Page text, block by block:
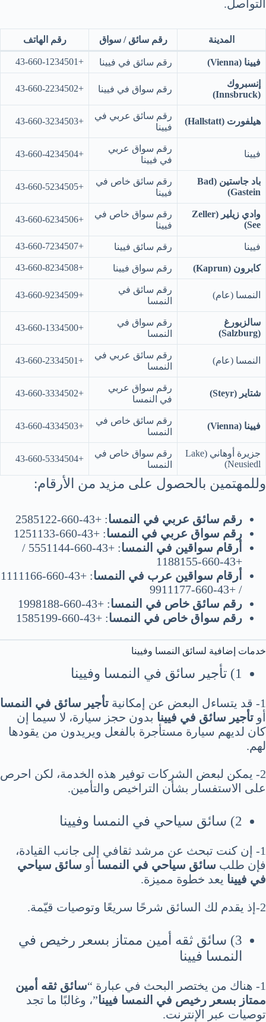
التواصل.
المدينة رقم سائق / سواق رقم الهاتف
فيينا (Vienna) رقم سائق في فيينا +43-660-1234501
إنسبروك
(Innsbruck)
رقم سواق في فيينا +43-660-2234502
هيلفورت (Hallstatt)
رقم سائق عربي في
فيينا
+43-660-3234503
فيينا
رقم سواق عربي
في فيينا
+43-660-4234504
باد جاستين (Bad
Gastein)
رقم سائق خاص في
فيينا
+43-660-5234505
وادي زيلير (Zeller
See)
رقم سواق خاص في
فيينا
+43-660-6234506
فيينا رقم سائق فيينا +43-660-7234507
كابرون (Kaprun) رقم سواق فيينا +43-660-8234508
النمسا (عام)
رقم سائق في
النمسا
+43-660-9234509
سالزبورغ
(Salzburg)
رقم سواق في
النمسا
+43-660-1334500
النمسا (عام)
رقم سائق عربي في
النمسا
+43-660-2334501
شتاير (Steyr)
رقم سواق عربي
في النمسا
+43-660-3334502
فيينا (Vienna)
رقم سائق خاص في
النمسا
+43-660-4334503
جزيرة أوهاني (Lake
Neusiedl)
رقم سواق خاص في
النمسا
+43-660-5334504
وللمهتمين بالحصول على مزيد من الأرقام:
رقم سائق عربي في النمسا: +43-660-2585122
رقم سواق عربي في النمسا: +43-660-1251133
أرقام سواقين في النمسا
: +43-660-5551144 /
+43-660-1188155
أرقام سواقين عرب في النمسا
: +43-660-1111166
/ +43-660-9911177
رقم سائق خاص في النمسا: +43-660-1998188
رقم سواق خاص في النمسا: +43-660-1585199
خدمات إضافية لسائق النمسا وفيينا
1) تأجير سائق في النمسا وفيينا
1- قد يتساءل البعض عن إمكانية
تأجير سائق في النمسا
أو تأجير سائق في فيينا بدون حجز سيارة، لا سيما إن
كان لديهم سيارة مستأجرة بالفعل ويريدون من يقودها
لهم.
2- يمكن لبعض الشركات توفير هذه الخدمة، لكن احرص
على الاستفسار بشأن التراخيص والتأمين.
2) سائق سياحي في النمسا وفيينا
1- إن كنت تبحث عن مرشد ثقافي إلى جانب القيادة،
فإن طلب سائق سياحي في النمسا أو سائق سياحي
في فيينا يعد خطوة مميزة.
2-إذ يقدم لك السائق شرحًا سريعًا وتوصيات قيّمة.
3) سائق ثقه أمين ممتاز بسعر رخيص في
النمسا فيينا
1- هناك من يختصر البحث في عبارة “
سائق ثقه أمين
ممتاز بسعر رخيص في النمسا فيينا”، وغالبًا ما تجد
توصيات عبر الإنترنت.